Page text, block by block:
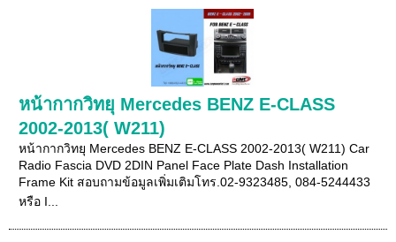
หน้ากากวิทยุ Mercedes BENZ E-CLASS
2002-2013( W211)
หน้ากากวิทยุ Mercedes BENZ E-CLASS 2002-2013( W211) Car
Radio Fascia DVD 2DIN Panel Face Plate Dash Installation
Frame Kit สอบถามข้อมูลเพิ่มเติมโทร.02-9323485, 084-5244433
หรือ I...